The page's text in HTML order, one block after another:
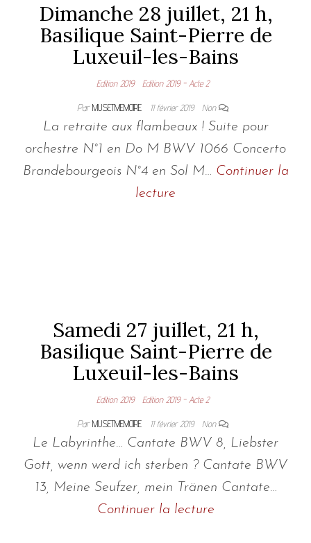
Dimanche 28 juillet, 21 h,
Basilique Saint-Pierre de
Luxeuil-les-Bains
Edition 2019 Edition 2019 - Acte 2
ParMUSETMEMOIRE 11 février 2019 Non
La retraite aux flambeaux ! Suite pour
orchestre N°1 en Do M BWV 1066 Concerto
Brandebourgeois N°4 en Sol M… Continuer la
lecture
Samedi 27 juillet, 21 h,
Basilique Saint-Pierre de
Luxeuil-les-Bains
Edition 2019 Edition 2019 - Acte 2
ParMUSETMEMOIRE 11 février 2019 Non
Le Labyrinthe… Cantate BWV 8, Liebster
Gott, wenn werd ich sterben ? Cantate BWV
13, Meine Seufzer, mein Tränen Cantate…
Continuer la lecture